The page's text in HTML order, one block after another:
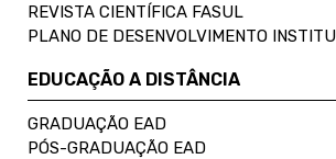
REVISTA CIENTÍFICA FASUL
PLANO DE DESENVOLVIMENTO
EDUCAÇÃO A DISTÂNCIA
GRADUAÇÃO EAD
PÓS-GRADUAÇÃO EAD